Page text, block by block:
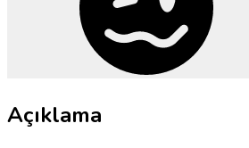
Açıklama